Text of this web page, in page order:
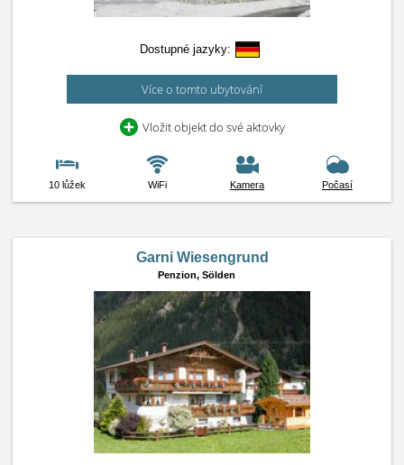
Dostupné jazyky:
Více o tomto ubytování
Vložit objekt do své aktovky
10 lůžek WiFi Kamera Počasí
Garni Wiesengrund
Penzion, Sölden